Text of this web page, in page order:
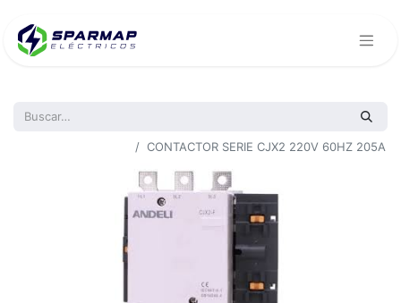
CONTACTOR SERIE CJX2 220V 60HZ 205A